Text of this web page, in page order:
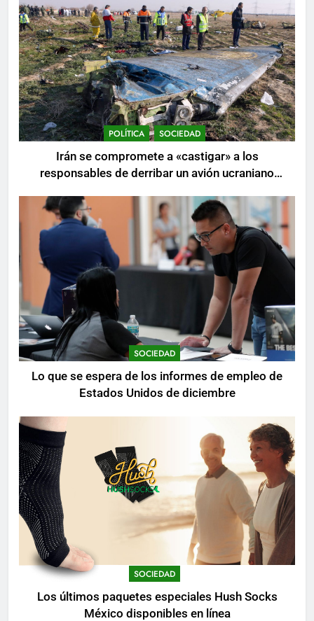
POLÍTICA SOCIEDAD
Irán se compromete a «castigar» a los
responsables de derribar un avión ucraniano
SOCIEDAD
Lo que se espera de los informes de empleo de
Estados Unidos de diciembre
SOCIEDAD
Los últimos paquetes especiales Hush Socks
México disponibles en línea